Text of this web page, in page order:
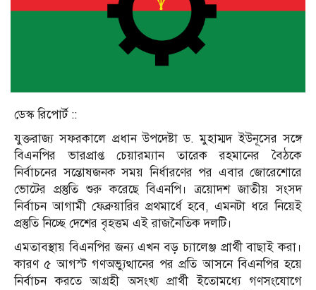
ডেস্ক রিপোর্ট ::
যুক্তরাজ্য সফরকালে প্রধান উপদেষ্টা ড. মুহাম্মদ ইউনূসের সঙ্গে
বিএনপির ভারপ্রাপ্ত চেয়ারম্যান তারেক রহমানের বৈঠকে
নির্বাচনের সন্তোষজনক সময় নির্ধারণের পর এবার জোরেশোরে
ভোটের প্রস্তুতি শুরু করেছে বিএনপি। ত্রয়োদশ জাতীয় সংসদ
নির্বাচন আগামী ফেব্রুয়ারির প্রথমার্ধে হবে, এমনটা ধরে নিয়েই
প্রস্তুতি নিচ্ছে দেশের বৃহত্তম এই রাজনৈতিক দলটি।
এমতাবস্থায় বিএনপির জন্য এখন বড় চ্যালেঞ্জ প্রার্থী বাছাই করা।
কারণ ৫ আগস্ট গণঅভ্যুত্থানের পর প্রতি আসনে বিএনপির হয়ে
নির্বাচন করতে আগ্রহী অসংখ্য প্রার্থী ইতোমধ্যে গণসংযোগে